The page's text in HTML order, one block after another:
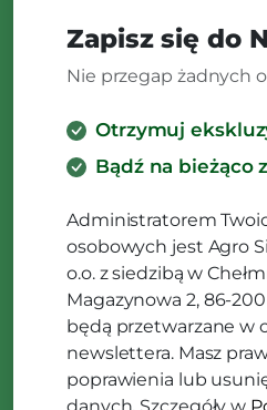
Zapisz się do
Nie przegap żadnych
Otrzymuj
Bądź na bieżąco
Administratorem
osobowych jest Agro
o.o. z siedzibą w
Magazynowa 2, 86-
będą przetwarzane w
newslettera. Masz
poprawienia lub